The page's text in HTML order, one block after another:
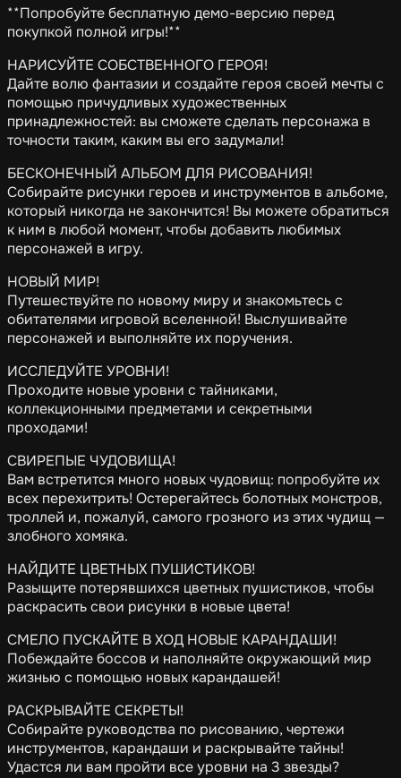
**Попробуйте бесплатную демо-версию перед
покупкой полной игры!**
НАРИСУЙТЕ СОБСТВЕННОГО ГЕРОЯ!
Дайте волю фантазии и создайте героя своей мечты с
помощью причудливых художественных
принадлежностей: вы сможете сделать персонажа в
точности таким, каким вы его задумали!
БЕСКОНЕЧНЫЙ АЛЬБОМ ДЛЯ РИСОВАНИЯ!
Собирайте рисунки героев и инструментов в альбоме,
который никогда не закончится! Вы можете обратиться
к ним в любой момент, чтобы добавить любимых
персонажей в игру.
НОВЫЙ МИР!
Путешествуйте по новому миру и знакомьтесь с
обитателями игровой вселенной! Выслушивайте
персонажей и выполняйте их поручения.
ИССЛЕДУЙТЕ УРОВНИ!
Проходите новые уровни с тайниками,
коллекционными предметами и секретными
проходами!
СВИРЕПЫЕ ЧУДОВИЩА!
Вам встретится много новых чудовищ: попробуйте их
всех перехитрить! Остерегайтесь болотных монстров,
троллей и, пожалуй, самого грозного из этих чудищ —
злобного хомяка.
НАЙДИТЕ ЦВЕТНЫХ ПУШИСТИКОВ!
Разыщите потерявшихся цветных пушистиков, чтобы
раскрасить свои рисунки в новые цвета!
СМЕЛО ПУСКАЙТЕ В ХОД НОВЫЕ КАРАНДАШИ!
Побеждайте боссов и наполняйте окружающий мир
жизнью с помощью новых карандашей!
РАСКРЫВАЙТЕ СЕКРЕТЫ!
Собирайте руководства по рисованию, чертежи
инструментов, карандаши и раскрывайте тайны!
Удастся ли вам пройти все уровни на 3 звезды?